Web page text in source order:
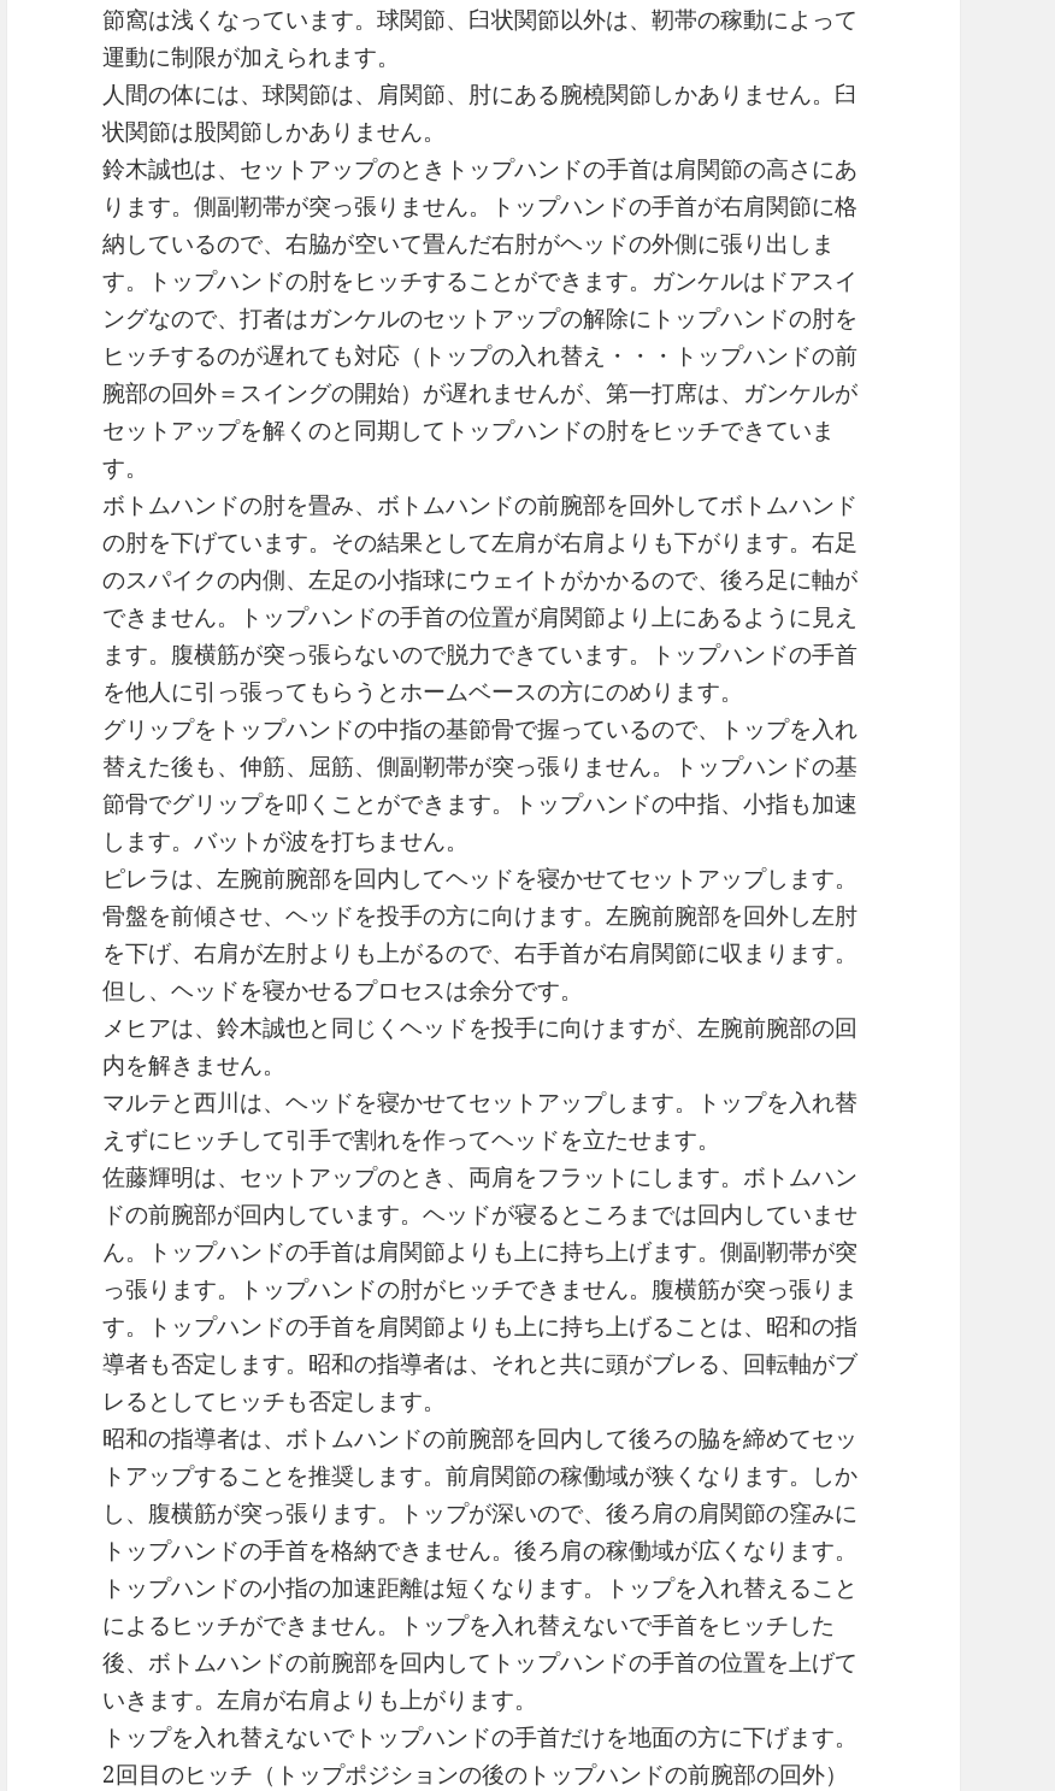
節窩は浅くなっています。球関節、臼状関節以外は、靭帯の稼動によって
運動に制限が加えられます。
人間の体には、球関節は、肩関節、肘にある腕橈関節しかありません。臼
状関節は股関節しかありません。
鈴木誠也は、セットアップのときトップハンドの手首は肩関節の高さにあ
ります。側副靭帯が突っ張りません。トップハンドの手首が右肩関節に格
納しているので、右脇が空いて畳んだ右肘がヘッドの外側に張り出しま
す。トップハンドの肘をヒッチすることができます。ガンケルはドアスイ
ングなので、打者はガンケルのセットアップの解除にトップハンドの肘を
ヒッチするのが遅れても対応（トップの入れ替え・・・トップハンドの前
腕部の回外＝スイングの開始）が遅れませんが、第一打席は、ガンケルが
セットアップを解くのと同期してトップハンドの肘をヒッチできていま
す。
ボトムハンドの肘を畳み、ボトムハンドの前腕部を回外してボトムハンド
の肘を下げています。その結果として左肩が右肩よりも下がります。右足
のスパイクの内側、左足の小指球にウェイトがかかるので、後ろ足に軸が
できません。トップハンドの手首の位置が肩関節より上にあるように見え
ます。腹横筋が突っ張らないので脱力できています。トップハンドの手首
を他人に引っ張ってもらうとホームベースの方にのめります。
グリップをトップハンドの中指の基節骨で握っているので、トップを入れ
替えた後も、伸筋、屈筋、側副靭帯が突っ張りません。トップハンドの基
節骨でグリップを叩くことができます。トップハンドの中指、小指も加速
します。バットが波を打ちません。
ピレラは、左腕前腕部を回内してヘッドを寝かせてセットアップします。
骨盤を前傾させ、ヘッドを投手の方に向けます。左腕前腕部を回外し左肘
を下げ、右肩が左肘よりも上がるので、右手首が右肩関節に収まります。
但し、ヘッドを寝かせるプロセスは余分です。
メヒアは、鈴木誠也と同じくヘッドを投手に向けますが、左腕前腕部の回
内を解きません。
マルテと西川は、ヘッドを寝かせてセットアップします。トップを入れ替
えずにヒッチして引手で割れを作ってヘッドを立たせます。
佐藤輝明は、セットアップのとき、両肩をフラットにします。ボトムハン
ドの前腕部が回内しています。ヘッドが寝るところまでは回内していませ
ん。トップハンドの手首は肩関節よりも上に持ち上げます。側副靭帯が突
っ張ります。トップハンドの肘がヒッチできません。腹横筋が突っ張りま
す。トップハンドの手首を肩関節よりも上に持ち上げることは、昭和の指
導者も否定します。昭和の指導者は、それと共に頭がブレる、回転軸がブ
レるとしてヒッチも否定します。
昭和の指導者は、ボトムハンドの前腕部を回内して後ろの脇を締めてセッ
トアップすることを推奨します。前肩関節の稼働域が狭くなります。しか
し、腹横筋が突っ張ります。トップが深いので、後ろ肩の肩関節の窪みに
トップハンドの手首を格納できません。後ろ肩の稼働域が広くなります。
トップハンドの小指の加速距離は短くなります。トップを入れ替えること
によるヒッチができません。トップを入れ替えないで手首をヒッチした
後、ボトムハンドの前腕部を回内してトップハンドの手首の位置を上げて
いきます。左肩が右肩よりも上がります。
トップを入れ替えないでトップハンドの手首だけを地面の方に下げます。
2回目のヒッチ（トップポジションの後のトップハンドの前腕部の回外）